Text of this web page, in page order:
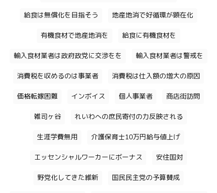
給食は無償化を目指そう 地産地消で好循環が顕在化
有機食材で地産地消を 給食に有機食材を
輸入食材業者は政府政党に交渉をを 輸入食材業者は警戒を
消費税を収めるのは事業者 消費税は仕入額の増大の原因
価格転嫁困難 インボイス 個人事業者 商店街訪問
雑司ヶ谷 れいわへの庶民寄付の力反映される
生涯学費無用 介護保育士10万円給与値上げ
エッセンシャルワーカーにボーナス 安住国対
野党化してきた維新 国民民主党の予算賛成